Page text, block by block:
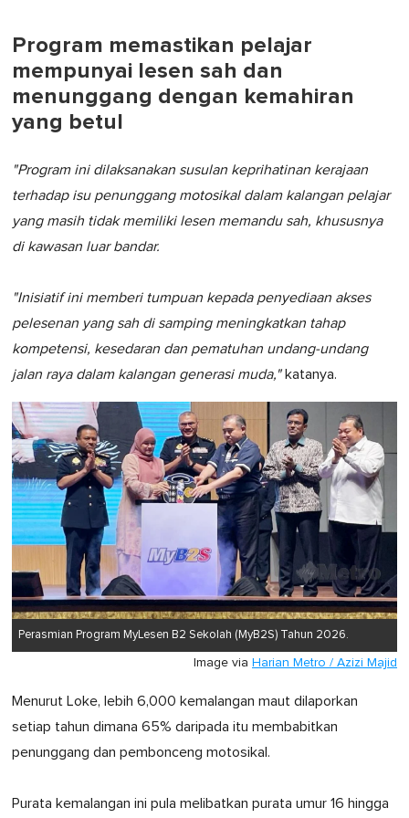
Program memastikan pelajar
mempunyai lesen sah dan
menunggang dengan kemahiran
yang betul
"Program ini dilaksanakan susulan keprihatinan kerajaan
terhadap isu penunggang motosikal dalam kalangan pelajar
yang masih tidak memiliki lesen memandu sah, khususnya
di kawasan luar bandar.
"Inisiatif ini memberi tumpuan kepada penyediaan akses
pelesenan yang sah di samping meningkatkan tahap
kompetensi, kesedaran dan pematuhan undang-undang
jalan raya dalam kalangan generasi muda,"katanya.
Perasmian Program MyLesen B2 Sekolah (MyB2S) Tahun 2026.
Image via Harian Metro / Azizi Majid
Menurut Loke, lebih 6,000 kemalangan maut dilaporkan
setiap tahun dimana 65% daripada itu membabitkan
penunggang dan pembonceng motosikal.
Purata kemalangan ini pula melibatkan purata umur 16 hingga